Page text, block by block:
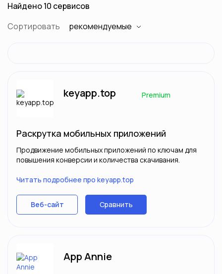
Найдено 10 сервисов
Сортировать
рекомендуемые
keyapp.top Premium
Раскрутка мобильных приложений
Продвижение мобильных приложений по ключам для
повышения конверсии и количества скачивания.
Читать подробнее про keyapp.top
Веб-сайт Сравнить
App Annie